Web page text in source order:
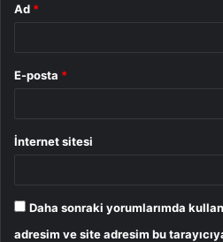
Ad *
E-posta *
İnternet sitesi
Daha sonraki yorumlarımda
adresim ve site adresim bu